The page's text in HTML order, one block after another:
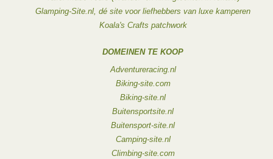
Glamping-Site.nl, dé site voor liefhebbers van luxe kamperen
Koala's Crafts patchwork
DOMEINEN TE KOOP
Adventureracing.nl
Biking-site.com
Biking-site.nl
Buitensportsite.nl
Buitensport-site.nl
Camping-site.nl
Climbing-site.com